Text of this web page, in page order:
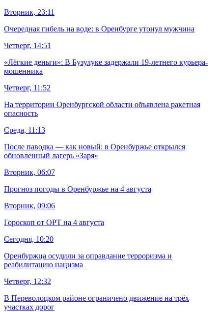
Вторник, 23:11
Очередная гибель на воде: в Оренбурге утонул мужчина
Четверг, 14:51
«Лёгкие деньги»: В Бузулуке задержали 19-летнего курьера-
мошенника
Четверг, 11:52
На территории Оренбургской области объявлена ракетная
опасность
Среда, 11:13
После паводка — как новый: в Оренбуржье открылся
обновленный лагерь «Заря»
Вторник, 06:07
Прогноз погоды в Оренбуржье на 4 августа
Вторник, 09:06
Гороскоп от ОРТ на 4 августа
Сегодня, 10:20
Оренбуржца осудили за оправдание терроризма и
реабилитацию нацизма
Четверг, 12:32
В Переволоцком районе ограничено движение на трёх
участках дорог